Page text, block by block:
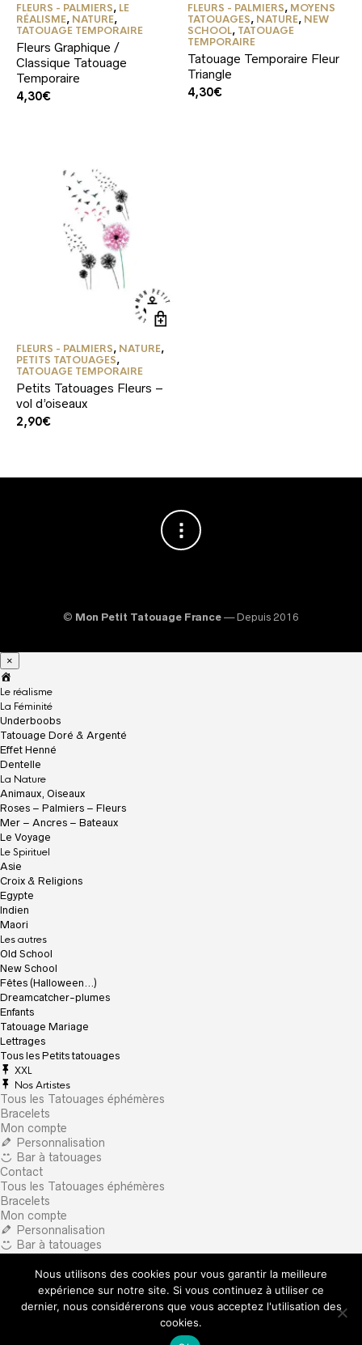
FLEURS - PALMIERS, LE
RÉALISME, NATURE,
TATOUAGE TEMPORAIRE
Fleurs Graphique /
Classique Tatouage
Temporaire
4,30€
FLEURS - PALMIERS, MOYENS
TATOUAGES, NATURE, NEW
SCHOOL, TATOUAGE
TEMPORAIRE
Tatouage Temporaire Fleur
Triangle
4,30€
FLEURS - PALMIERS, NATURE,
PETITS TATOUAGES,
TATOUAGE TEMPORAIRE
Petits Tatouages Fleurs –
vol d’oiseaux
2,90€
© Mon Petit Tatouage France — Depuis 2016
×
c
c
u
e
i
l
Le réalisme
La Féminité
Underboobs
Tatouage Doré & Argenté
Effet Henné
Dentelle
La Nature
Animaux, Oiseaux
Roses – Palmiers – Fleurs
Mer – Ancres – Bateaux
Le Voyage
Le Spirituel
Asie
Croix & Religions
Egypte
Indien
Maori
Les autres
Old School
New School
Fêtes (Halloween…)
Dreamcatcher-plumes
Enfants
Tatouage Mariage
Lettrages
Tous les Petits tatouages
XXL
Nos Artistes
Tous les Tatouages éphémères
Bracelets
Mon compte
Personnalisation
Bar à tatouages
Contact
Tous les Tatouages éphémères
Bracelets
Mon compte
Personnalisation
Bar à tatouages
What are you looking for?
Nous utilisons des cookies pour vous garantir la meilleure
expérience sur notre site. Si vous continuez à utiliser ce
dernier, nous considérerons que vous acceptez l'utilisation des
cookies.